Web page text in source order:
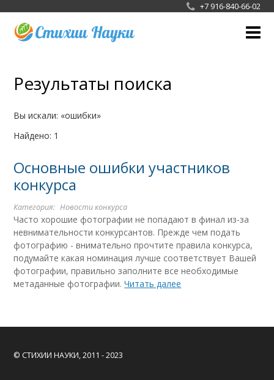
+7 916-840-66-02
Жюри
Галерея
Новости конкурса
СМИ
Сотрудничество
Результаты поиска
Вы искали:
ошибки
Найдено: 1
Основные ошибки участников
конкурса
Категория: Новости конкурса
Часто хорошие фотографии не попадают в финал из-за
невнимательности конкурсантов. Прежде чем подать
фотографию - внимательно прочтите правила конкурса,
подумайте какая номинация лучше соответствует Вашей
фотографии, правильно заполните все необходимые
метаданные фотографии.Читать далее
© СТИХИИ НАУКИ, 2011 - 2023